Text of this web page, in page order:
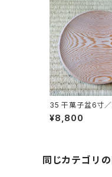
35 干菓子盆6寸
¥8,800
同じカテゴリ